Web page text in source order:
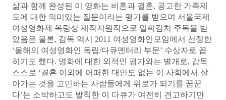
삶과 함께 완성된 이 영화는 비혼과 결혼, 공고한 가족제
도에 대한 의미있는 질문이라는 평가를 받으며 서울국제
여성영화제 옥랑상 제작지원작으로 일찌감치 주목을 받
았음은 물론, 감독 역시 2011 여성영화인모임에서 선정한
‘올해의 여성영화인 독립/다큐멘터리 부문’ 수상자로 꼽
히기도 했다. 영화에 대한 외적인 평가와는 별개로, 감독
스스로 ‘결혼 이외에 어떠한 대안도 없는 이 사회에서 살
아가는 것을 고민하는 사람들에게 위로가 되기를 꿈꾼
다’는 소박하고도 발칙한 이 다큐가 여전히 견고하기만